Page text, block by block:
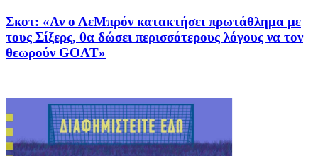
Σκοτ: «Αν ο ΛεΜπρόν κατακτήσει πρωτάθλημα με
τους Σίξερς, θα δώσει περισσότερους λόγους να τον
θεωρούν GOAT»